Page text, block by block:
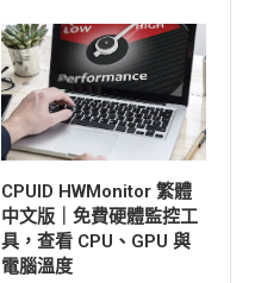
CPUID HWMonitor 繁體
中文版｜免費硬體監控工
具，查看 CPU、GPU 與
電腦溫度